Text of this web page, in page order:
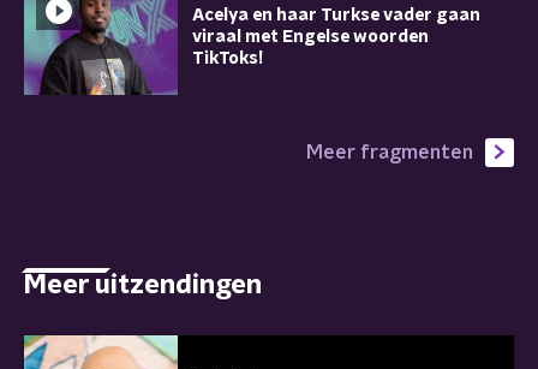
Acelya en haar Turkse vader gaan
viraal met Engelse woorden
TikToks!
Meer fragmenten
Meer uitzendingen